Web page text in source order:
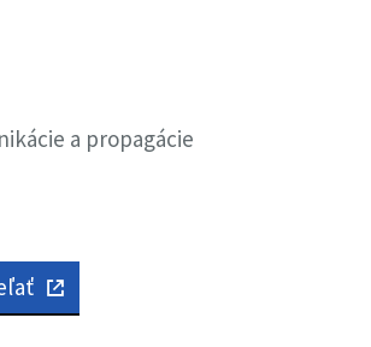
a propagácie